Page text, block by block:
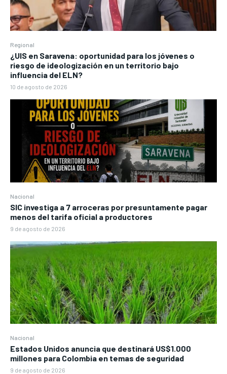
Regional
¿UIS en Saravena: oportunidad para los jóvenes o
riesgo de ideologización en un territorio bajo
influencia del ELN?
10 de agosto de 2026
Nacional
SIC investiga a 7 arroceras por presuntamente pagar
menos del tarifa oficial a productores
9 de agosto de 2026
Nacional
Estados Unidos anuncia que destinará US$1.000
millones para Colombia en temas de seguridad
9 de agosto de 2026